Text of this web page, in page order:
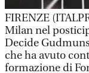
FIRENZE
Milan nel
Decide
che ha avuto
formazione di